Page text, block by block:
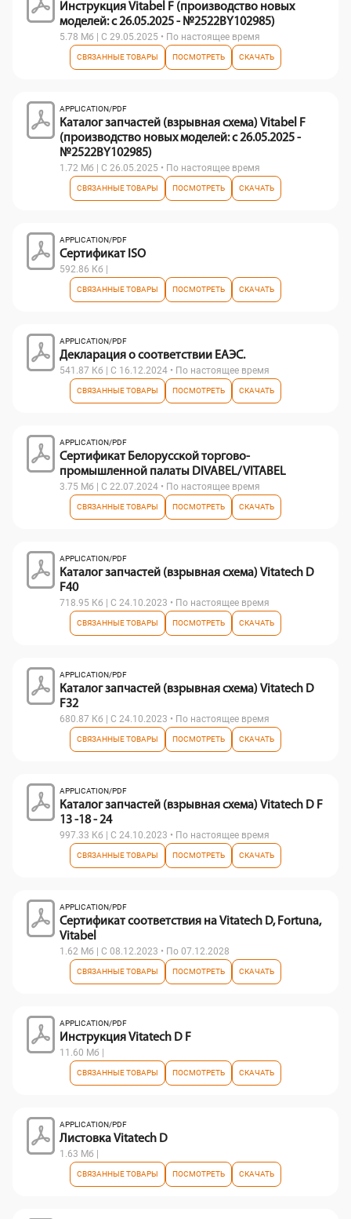
Инструкция Vitabel F (производство новых
моделей: с 26.05.2025 - №2522BY102985)
5.78 Мб | С 29.05.2025 • По настоящее время
СВЯЗАННЫЕ ТОВАРЫ ПОСМОТРЕТЬ СКАЧАТЬ
APPLICATION/PDF
Каталог запчастей (взрывная схема) Vitabel F
(производство новых моделей: с 26.05.2025 -
№2522BY102985)
1.72 Мб | С 26.05.2025 • По настоящее время
СВЯЗАННЫЕ ТОВАРЫ ПОСМОТРЕТЬ СКАЧАТЬ
APPLICATION/PDF
Сертификат ISO
592.86 Кб |
СВЯЗАННЫЕ ТОВАРЫ ПОСМОТРЕТЬ СКАЧАТЬ
APPLICATION/PDF
Декларация о соответствии ЕАЭС.
541.87 Кб | С 16.12.2024 • По настоящее время
СВЯЗАННЫЕ ТОВАРЫ ПОСМОТРЕТЬ СКАЧАТЬ
APPLICATION/PDF
Сертификат Белорусской торгово-
промышленной палаты DIVABEL/ VITABEL
3.75 Мб | С 22.07.2024 • По настоящее время
СВЯЗАННЫЕ ТОВАРЫ ПОСМОТРЕТЬ СКАЧАТЬ
APPLICATION/PDF
Каталог запчастей (взрывная схема) Vitatech D
F40
718.95 Кб | С 24.10.2023 • По настоящее время
СВЯЗАННЫЕ ТОВАРЫ ПОСМОТРЕТЬ СКАЧАТЬ
APPLICATION/PDF
Каталог запчастей (взрывная схема) Vitatech D
F32
680.87 Кб | С 24.10.2023 • По настоящее время
СВЯЗАННЫЕ ТОВАРЫ ПОСМОТРЕТЬ СКАЧАТЬ
APPLICATION/PDF
Каталог запчастей (взрывная схема) Vitatech D F
13 -18 - 24
997.33 Кб | С 24.10.2023 • По настоящее время
СВЯЗАННЫЕ ТОВАРЫ ПОСМОТРЕТЬ СКАЧАТЬ
APPLICATION/PDF
Сертификат соответствия на Vitatech D, Fortuna,
Vitabel
1.62 Мб | С 08.12.2023 • По 07.12.2028
СВЯЗАННЫЕ ТОВАРЫ ПОСМОТРЕТЬ СКАЧАТЬ
APPLICATION/PDF
Инструкция Vitatech D F
11.60 Мб |
СВЯЗАННЫЕ ТОВАРЫ ПОСМОТРЕТЬ СКАЧАТЬ
APPLICATION/PDF
Листовка Vitatech D
1.63 Мб |
СВЯЗАННЫЕ ТОВАРЫ ПОСМОТРЕТЬ СКАЧАТЬ